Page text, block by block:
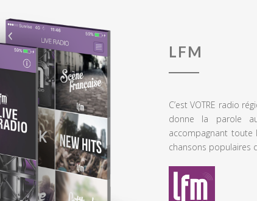
LFM
C’est VOTRE radio
donne la parole
accompagnant toute
chansons populaires